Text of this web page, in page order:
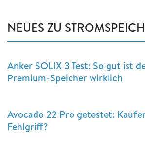
NEUES ZU
Anker SOLIX 3 Test: So gut ist
Premium-Speicher wirklich
Avocado 22 Pro getestet:
Fehlgriff?